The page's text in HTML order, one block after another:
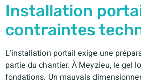
Installation
contraintes
L’installation portail exige une
partie du chantier. À Meyzieu, le gel
fondations. Un mauvais